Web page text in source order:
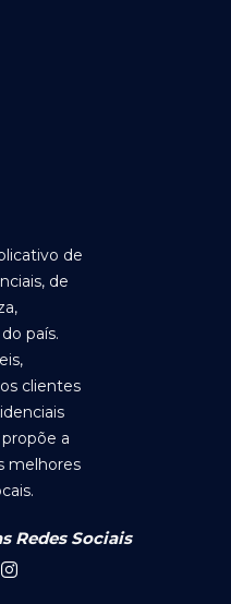
de
de
país.
clientes
a
melhores
Redes Sociais